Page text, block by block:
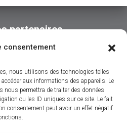
consentement
nous utilisons des technologies telles
aux informations des appareils. Le
nous permettra de traiter des données
ou les ID uniques sur ce site. Le fait
consentement peut avoir un effet négatif
partenaires